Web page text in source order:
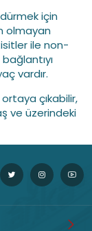
için
olmayan
ile non-
vardır.
çıkabilir,
ve üzerindeki